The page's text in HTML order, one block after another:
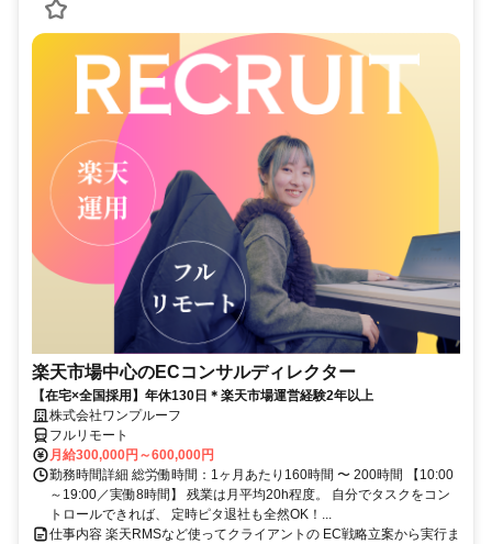
楽天市場中心のECコンサルディレクター
【在宅×全国採用】年休130日＊楽天市場運営経験2年以上
株式会社ワンプルーフ
フルリモート
月給300,000円～600,000円
勤務時間詳細 総労働時間：1ヶ月あたり160時間 〜 200時間 【10:00
～19:00／実働8時間】 残業は月平均20h程度。 自分でタスクをコン
トロールできれば、 定時ピタ退社も全然OK！...
仕事内容 楽天RMSなど使ってクライアントの EC戦略立案から実行ま